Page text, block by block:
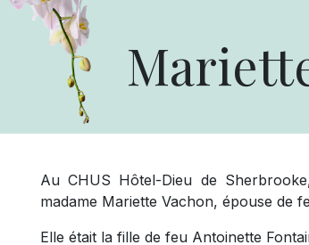
Au CHUS Hôtel-Dieu de
madame Mariette Vachon, épouse de
Elle était la fille de feu Antoinette